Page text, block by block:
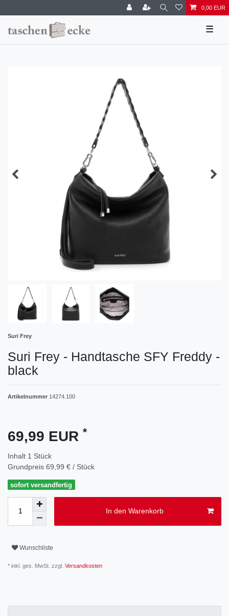
0,00 EUR
☰
Suri Frey
Suri Frey - Handtasche SFY Freddy -
black
Artikelnummer 14274.100
69,99 EUR *
Inhalt 1 Stück
Grundpreis 69,99 € / Stück
sofort versandfertig
In den Warenkorb
Wunschliste
* inkl. ges. MwSt. zzgl. Versandkosten